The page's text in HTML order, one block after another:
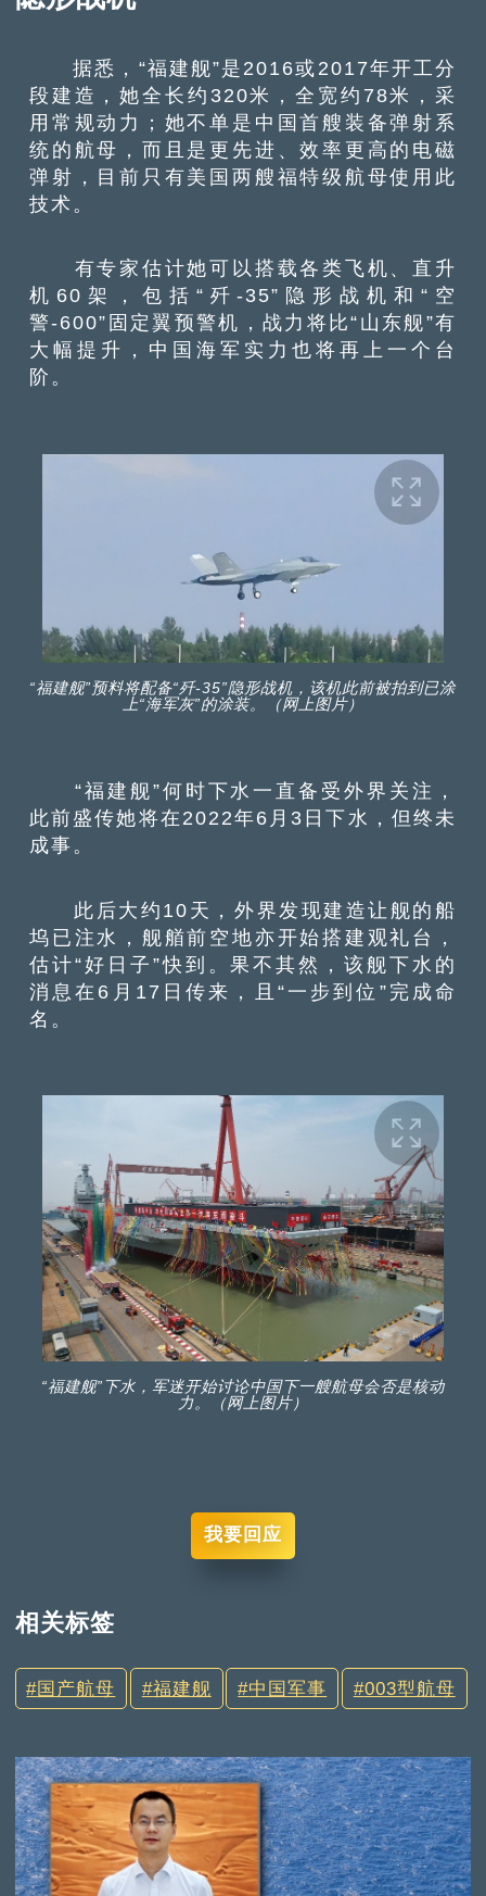
据悉，“福建舰”是2016或2017年开工分
段建造，她全长约320米，全宽约78米，采
用常规动力；她不单是中国首艘装备弹射系
统的航母，而且是更先进、效率更高的电磁
弹射，目前只有美国两艘福特级航母使用此
技术。
有专家估计她可以搭载各类飞机、直升
机60架，包括“歼-35”隐形战机和“空
警-600”固定翼预警机，战力将比“山东舰”有
大幅提升，中国海军实力也将再上一个台
阶。
“福建舰”预料将配备“歼-35”隐形战机，该机此前被拍到已涂
上“海军灰”的涂装。（网上图片）
“福建舰”何时下水一直备受外界关注，
此前盛传她将在2022年6月3日下水，但终未
成事。
此后大约10天，外界发现建造让舰的船
坞已注水，舰艏前空地亦开始搭建观礼台，
估计“好日子”快到。果不其然，该舰下水的
消息在6月17日传来，且“一步到位”完成命
名。
“福建舰”下水，军迷开始讨论中国下一艘航母会否是核动
力。（网上图片）
我要回应
相关标签
国产航母 福建舰 中国军事 003型航母